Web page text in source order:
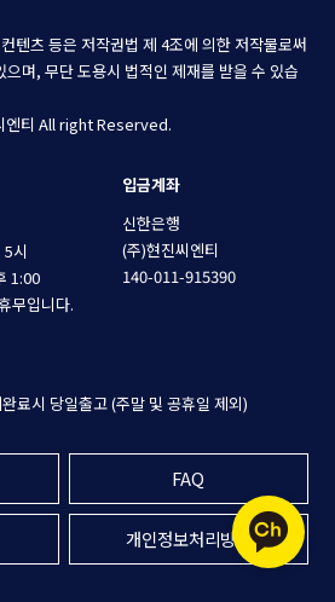
텐츠 등은 저작권법 제 4조에 의한 저작물로써
며, 무단 도용시 법적인 제재를 받을 수 있습
엔티 All right Reserved.
시
1:00
무입니다.
입금계좌
신한은행
(주)현진씨엔티
140-011-915390
료시 당일출고 (주말 및 공휴일 제외)
FAQ
개인정보처리방침